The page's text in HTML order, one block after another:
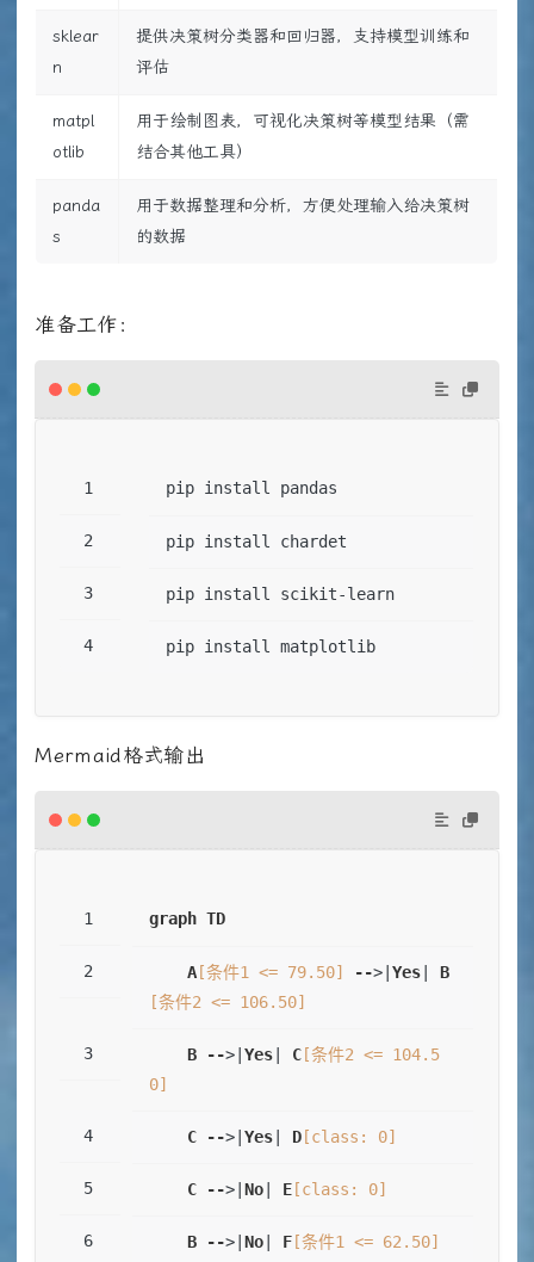
sklear
n
提供决策树分类器和回归器，支持模型训练和
评估
matpl
otlib
用于绘制图表，可视化决策树等模型结果（需
结合其他工具）
panda
s
用于数据整理和分析，方便处理输入给决策树
的数据
准备工作：
pip install pandas
pip install chardet
pip install scikit-learn
pip install matplotlib
Mermaid格式输出
graph TD
A [条件1 <= 79.50] -->|Yes | B
[条件2 <= 106.50]
B -->|Yes C [条件2 <= 104.5
0]
C -->|Yes D [class: 0]
C -->|No E [class: 0]
B -->|No F [条件1 <= 62.50]